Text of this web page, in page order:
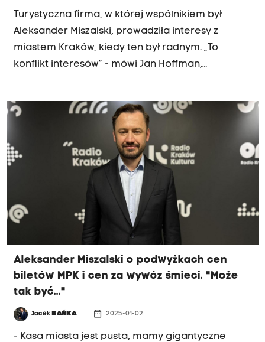
Turystyczna firma, w której wspólnikiem był
Aleksander Miszalski, prowadziła interesy z
miastem Kraków, kiedy ten był radnym. „To
konflikt interesów” - mówi Jan Hoffman,
Miszalskiego przyjmowała zlecenia od miasta.
Rzeczniczka Aleksandra Miszalskiego odpowiada
: "Wszystko było zgodne z prawem".
Aleksander Miszalski o podwyżkach cen
biletów MPK i cen za wywóz śmieci. "Może
tak być..."
Jacek BAŃKA date_range 2025-01-02
- Kasa miasta jest pusta, mamy gigantyczne